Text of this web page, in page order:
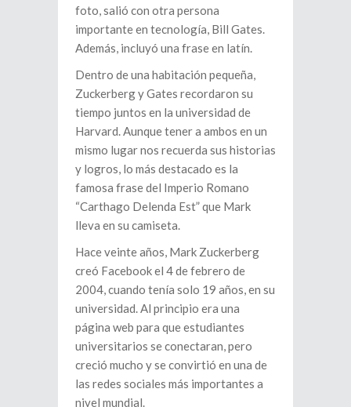
foto, salió con otra persona
importante en tecnología, Bill Gates.
Además, incluyó una frase en latín.
Dentro de una habitación pequeña,
Zuckerberg y Gates recordaron su
tiempo juntos en la universidad de
Harvard. Aunque tener a ambos en un
mismo lugar nos recuerda sus historias
y logros, lo más destacado es la
famosa frase del Imperio Romano
“Carthago Delenda Est” que Mark
lleva en su camiseta.
Hace veinte años, Mark Zuckerberg
creó Facebook el 4 de febrero de
2004, cuando tenía solo 19 años, en su
universidad. Al principio era una
página web para que estudiantes
universitarios se conectaran, pero
creció mucho y se convirtió en una de
las redes sociales más importantes a
nivel mundial.